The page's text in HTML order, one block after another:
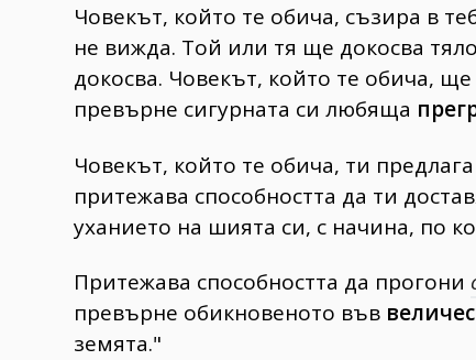
Човекът, който те обича, съзира в
не вижда. Той или тя ще докосва
докосва. Човекът, който те обича,
превърне сигурната си любяща
Човекът, който те обича, ти
притежава способността да ти
уханието на шията си, с начина, по
Притежава способността да прогони
превърне обикновеното във
земята."